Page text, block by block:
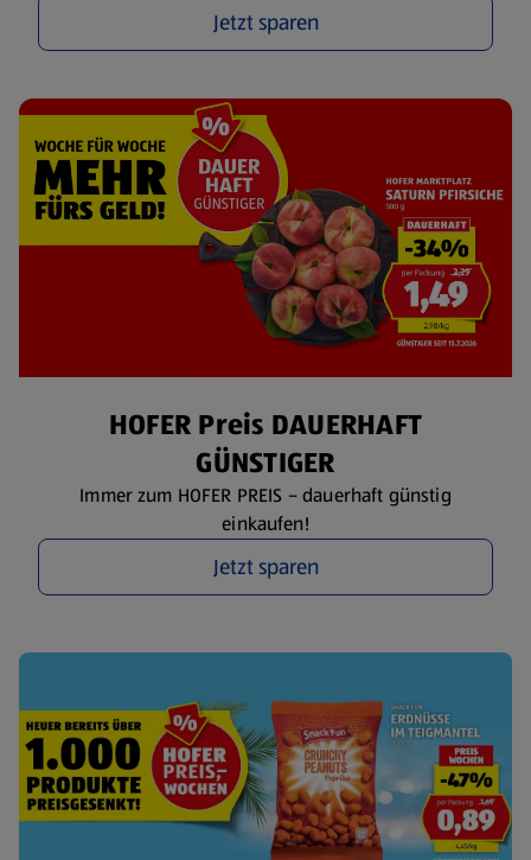
Jetzt sparen
HOFER Preis DAUERHAFT
GÜNSTIGER
Immer zum HOFER PREIS – dauerhaft günstig
einkaufen!
Jetzt sparen